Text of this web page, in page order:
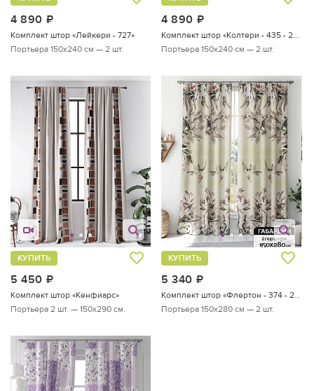
4 890
Комплект штор «Лейкери - 727»
Портьера 150х240 см — 2 шт.
4 890
Комплект штор «Колтери - 435 - 240 см»
Портьера 150х240 см — 2 шт.
5 450
КУПИТЬ
Комплект штор «Кенфиарс»
Портьера 2 шт. — 150х290 см.
5 340
КУПИТЬ
Комплект штор «Флертон - 374 - 280 см»
Портьера 150х280 см — 2 шт.